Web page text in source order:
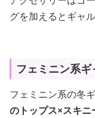
グを加えるとギャ
フェミニン系
フェミニン系の冬
のトップス×スキニ